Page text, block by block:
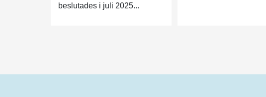
beslutades i juli 2025...